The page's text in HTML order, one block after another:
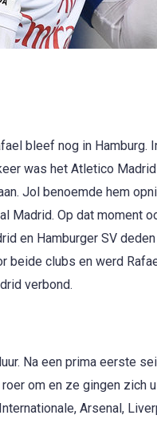
bleef nog in Hamburg.
was het Atletico
Jol benoemde hem
Madrid. Op dat moment
en Hamburger SV
beide clubs en werd
verbond.
Na een prima eerste
om en ze gingen zich
Arsenal,